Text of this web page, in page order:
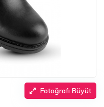
Fotoğrafı Büyüt